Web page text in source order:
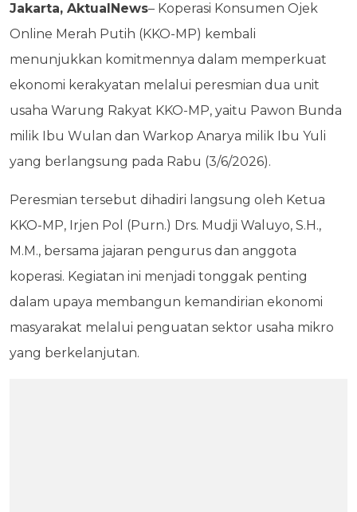
Jakarta, AktualNews– Koperasi Konsumen Ojek
Online Merah Putih (KKO-MP) kembali
menunjukkan komitmennya dalam memperkuat
ekonomi kerakyatan melalui peresmian dua unit
usaha Warung Rakyat KKO-MP, yaitu Pawon Bunda
milik Ibu Wulan dan Warkop Anarya milik Ibu Yuli
yang berlangsung pada Rabu (3/6/2026).
Peresmian tersebut dihadiri langsung oleh Ketua
KKO-MP, Irjen Pol (Purn.) Drs. Mudji Waluyo, S.H.,
M.M., bersama jajaran pengurus dan anggota
koperasi. Kegiatan ini menjadi tonggak penting
dalam upaya membangun kemandirian ekonomi
masyarakat melalui penguatan sektor usaha mikro
yang berkelanjutan.